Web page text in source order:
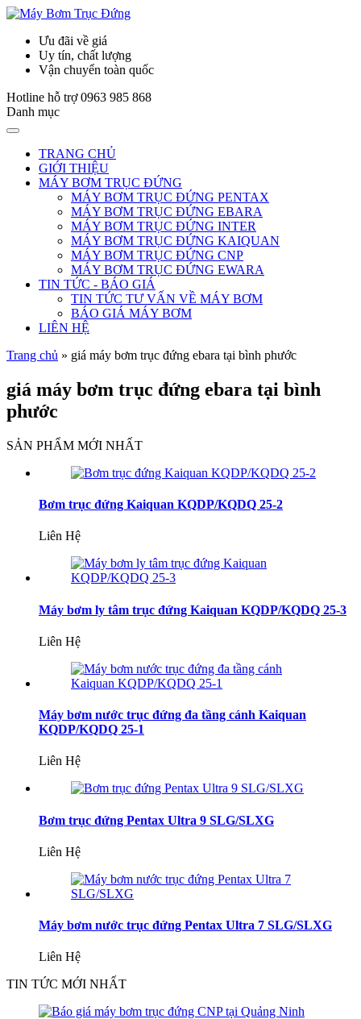
Ưu đãi về giá
Uy tín, chất lượng
Vận chuyển toàn quốc
Hotline hỗ trợ 0963 985 868
Danh mục
TRANG CHỦ
GIỚI THIỆU
MÁY BƠM TRỤC ĐỨNG
MÁY BƠM TRỤC ĐỨNG PENTAX
MÁY BƠM TRỤC ĐỨNG EBARA
MÁY BƠM TRỤC ĐỨNG INTER
MÁY BƠM TRỤC ĐỨNG KAIQUAN
MÁY BƠM TRỤC ĐỨNG CNP
MÁY BƠM TRỤC ĐỨNG EWARA
TIN TỨC - BÁO GIÁ
TIN TỨC TƯ VẤN VỀ MÁY BƠM
BÁO GIÁ MÁY BƠM
LIÊN HỆ
Trang chủ » giá máy bơm trục đứng ebara tại bình phước
giá máy bơm trục đứng ebara tại bình
phước
SẢN PHẨM MỚI NHẤT
Bơm trục đứng Kaiquan KQDP/KQDQ 25-2
Liên Hệ
Máy bơm ly tâm trục đứng Kaiquan KQDP/KQDQ 25-3
Liên Hệ
Máy bơm nước trục đứng đa tầng cánh Kaiquan
KQDP/KQDQ 25-1
Liên Hệ
Bơm trục đứng Pentax Ultra 9 SLG/SLXG
Liên Hệ
Máy bơm nước trục đứng Pentax Ultra 7 SLG/SLXG
Liên Hệ
TIN TỨC MỚI NHẤT